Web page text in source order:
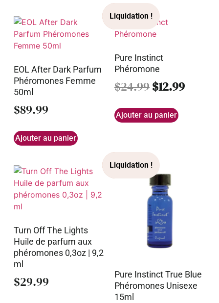
EOL After Dark Parfum
Phéromones Femme
50ml
$89.99
Ajouter au panier
Pure Instinct
Phéromone
$24.99$12.99
Ajouter au panier
Turn Off The Lights
Huile de parfum aux
phéromones 0,3oz | 9,2
ml
$29.99
Pure Instinct True Blue
Phéromones Unisexe
15ml